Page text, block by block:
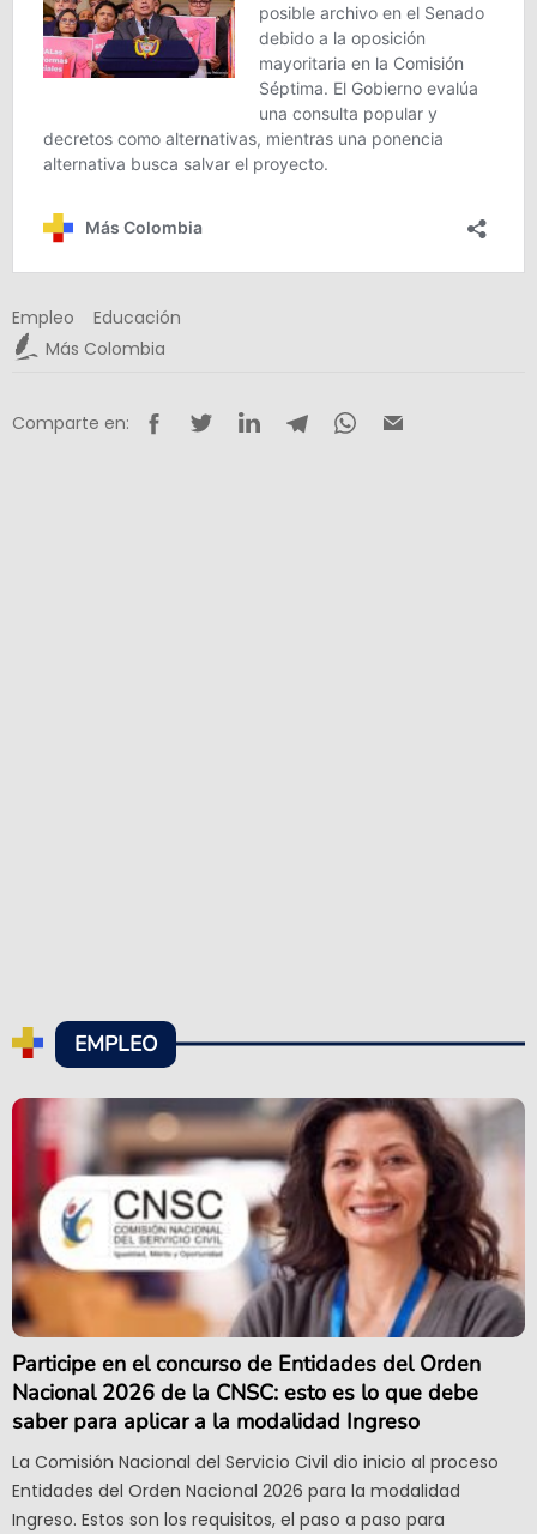
Empleo
Educación
Más Colombia
Comparte en:
EMPLEO
Participe en el concurso de Entidades del Orden
Nacional 2026 de la CNSC: esto es lo que debe
saber para aplicar a la modalidad Ingreso
La Comisión Nacional del Servicio Civil dio inicio al proceso
Entidades del Orden Nacional 2026 para la modalidad
Ingreso. Estos son los requisitos, el paso a paso para